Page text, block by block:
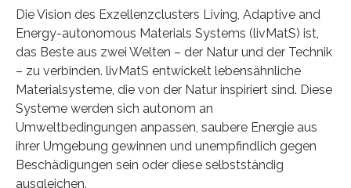
Die Vision des Exzellenzclusters Living, Adaptive and
Energy-autonomous Materials Systems (livMatS) ist,
das Beste aus zwei Welten – der Natur und der Technik
– zu verbinden. livMatS entwickelt lebensähnliche
Materialsysteme, die von der Natur inspiriert sind. Diese
Systeme werden sich autonom an
Umweltbedingungen anpassen, saubere Energie aus
ihrer Umgebung gewinnen und unempfindlich gegen
Beschädigungen sein oder diese selbstständig
ausgleichen.